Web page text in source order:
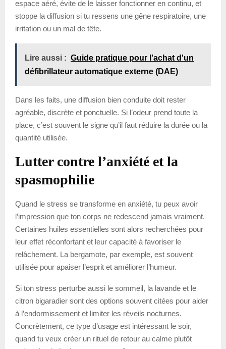
espace aéré, évite de le laisser fonctionner en continu, et
stoppe la diffusion si tu ressens une gêne respiratoire, une
irritation ou un mal de tête.
Lire aussi : Guide pratique pour l'achat d'un
défibrillateur automatique externe (DAE)
Dans les faits, une diffusion bien conduite doit rester
agréable, discrète et ponctuelle. Si l’odeur prend toute la
place, c’est souvent le signe qu’il faut réduire la durée ou la
quantité utilisée.
Lutter contre l’anxiété et la
spasmophilie
Quand le stress se transforme en anxiété, tu peux avoir
l’impression que ton corps ne redescend jamais vraiment.
Certaines huiles essentielles sont alors recherchées pour
leur effet réconfortant et leur capacité à favoriser le
relâchement. La bergamote, par exemple, est souvent
utilisée pour apaiser l’esprit et améliorer l’humeur.
Si ton stress perturbe aussi le sommeil, la lavande et le
citron bigaradier sont des options souvent citées pour aider
à l’endormissement et limiter les réveils nocturnes.
Concrètement, ce type d’usage est intéressant le soir,
quand tu veux créer un rituel de retour au calme plutôt